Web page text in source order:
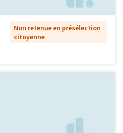
Non retenue en présélection
citoyenne